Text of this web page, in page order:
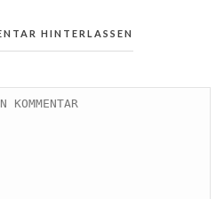
HINTERLASSEN